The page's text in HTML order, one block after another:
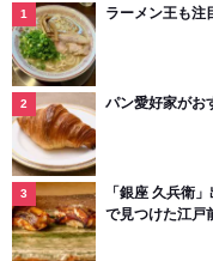
ラーメン王も注
パン愛好家がお
「銀座 久兵衛
で見つけた江戸